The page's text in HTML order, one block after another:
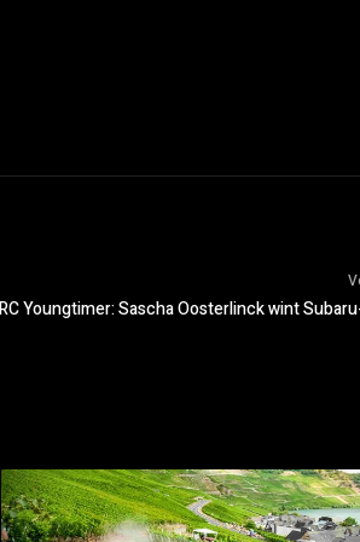
Youngtimer: Sascha Oosterlinck wint